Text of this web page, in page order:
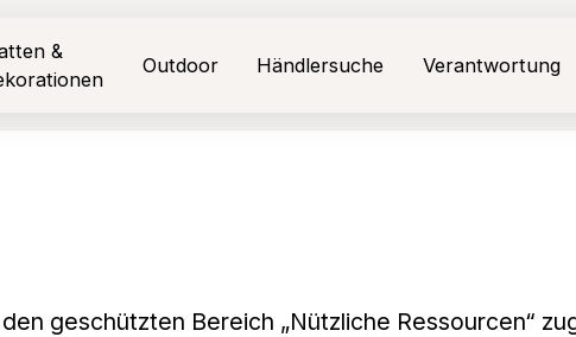
&
Outdoor Händlersuche Verantwortung
geschützten Bereich „Nützliche Ressourcen“